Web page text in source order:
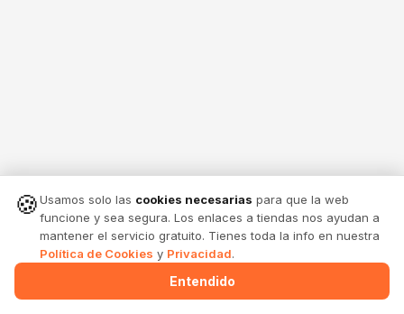
Menu Alertas Comparte Entrar
🍪Usamos solo las cookies necesarias para que la web
funcione y sea segura. Los enlaces a tiendas nos ayudan a
mantener el servicio gratuito. Tienes toda la info en nuestra
Política de Cookies y Privacidad.
Entendido